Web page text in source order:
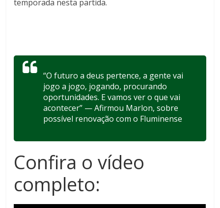
temporada nesta partida.
“O futuro a deus pertence, a gente vai
jogo a jogo, jogando, procurando
oportunidades. E vamos ver o que vai
acontecer” — Afirmou Marlon, sobre
possível renovação com o Fluminense
Confira o vídeo
completo: